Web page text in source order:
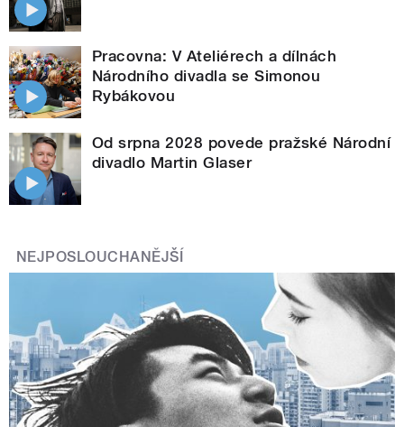
Pracovna: V Ateliérech a dílnách
Národního divadla se Simonou
Rybákovou
Od srpna 2028 povede pražské Národní
divadlo Martin Glaser
NEJPOSLOUCHANĚJŠÍ